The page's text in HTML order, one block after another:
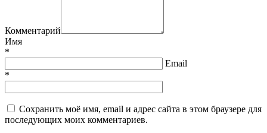
Комментарий
Имя
*
Email
*
Сохранить моё имя, email и адрес сайта в этом браузере для
последующих моих комментариев.